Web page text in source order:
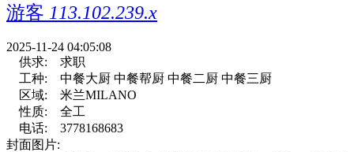
游客 113.102.239.x
2025-11-24 04:05:08
供求:
求职
工种:
中餐大厨 中餐帮厨 中餐二厨 中餐三厨
区域:
米兰MILANO
性质:
全工
电话:
3778168683
封面图片: